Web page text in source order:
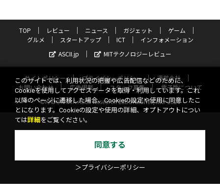
TOP レビュー ニュース ガジェット
ゲーム
グルメ
スタートアップ ICT
インフォメーション
ASCII.jp
MITテクノロジーレビュー
サイトポリシー プライバシーポリシー
運営会社
お問い合わせ
広告掲載 スタッフ募集
電子版について
©KADOKAWA ASCII Research Laboratories, Inc. 2026
このサイトでは、利用状況の把握や広告配信などのために、
Cookieを使用してアクセスデータを取得・利用しています。これ
以降のページに遷移した場合、Cookieの設定や使用に同意したこ
とになります。Cookieの設定や使用の詳細、オプトアウトについ
ては詳細 をご覧ください。
同意する
＞プライバシーポリシー